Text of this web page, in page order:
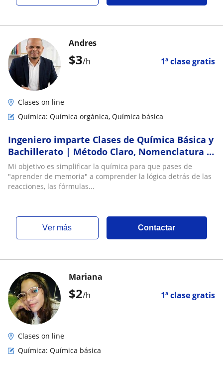
$3/h 1ª clase gratis
Andres
Clases on line
Química: Química orgánica, Química básica
Ingeniero imparte Clases de Química Básica y
Bachillerato | Método Claro, Nomenclatura y
Ejercicios Paso a Paso (Online)
Mi objetivo es simplificar la química para que pases de
"aprender de memoria" a comprender la lógica detrás de las
reacciones, las fórmulas...
ver más Contactar
$2/h 1ª clase gratis
Mariana
Clases on line
Química: Química básica